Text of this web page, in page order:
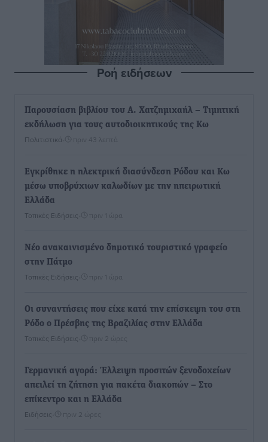
Ροή ειδήσεων
Παρουσίαση βιβλίου του Α. Χατζημιχαήλ – Τιμητική
εκδήλωση για τους αυτοδιοικητικούς της Κω
Πολιτιστικά πριν 43 λεπτά
Εγκρίθηκε η ηλεκτρική διασύνδεση Ρόδου και Κω
μέσω υποβρύχιων καλωδίων με την ηπειρωτική
Ελλάδα
Τοπικές Ειδήσεις πριν 1 ώρα
Νέο ανακαινισμένο δημοτικό τουριστικό γραφείο
στην Πάτμο
Τοπικές Ειδήσεις πριν 1 ώρα
Οι συναντήσεις που είχε κατά την επίσκεψη του στη
Ρόδο ο Πρέσβης της Βραζιλίας στην Ελλάδα
Τοπικές Ειδήσεις πριν 2 ώρες
Γερμανική αγορά: Έλλειψη προσιτών ξενοδοχείων
απειλεί τη ζήτηση για πακέτα διακοπών – Στο
επίκεντρο και η Ελλάδα
Ειδήσεις πριν 2 ώρες